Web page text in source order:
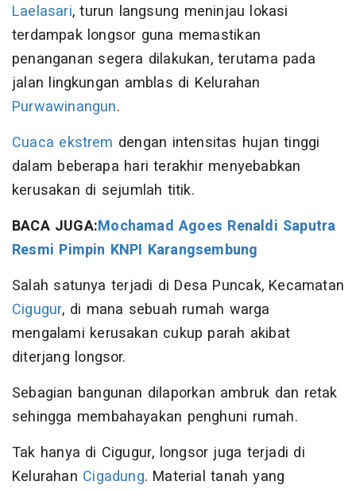
Laelasari, turun langsung meninjau lokasi
terdampak longsor guna memastikan
penanganan segera dilakukan, terutama pada
jalan lingkungan amblas di Kelurahan
Purwawinangun.
Cuaca ekstrem dengan intensitas hujan tinggi
dalam beberapa hari terakhir menyebabkan
kerusakan di sejumlah titik.
BACA JUGA:Mochamad Agoes Renaldi Saputra
Resmi Pimpin KNPI Karangsembung
Salah satunya terjadi di Desa Puncak, Kecamatan
Cigugur, di mana sebuah rumah warga
mengalami kerusakan cukup parah akibat
diterjang longsor.
Sebagian bangunan dilaporkan ambruk dan retak
sehingga membahayakan penghuni rumah.
Tak hanya di Cigugur, longsor juga terjadi di
Kelurahan Cigadung. Material tanah yang